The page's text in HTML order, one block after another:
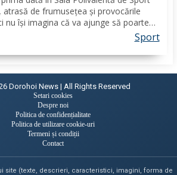
atrasă de frumusețea și provocările
nu își imagina că va ajunge să poarte
și să se pregătească alături de ceiSport
Dorohoi News | All Rights Reserved
Setari cookies
Despre noi
Politica de confidențialitate
Politica de utilizare cookie-uri
Termeni și condiții
Contact
site (texte, descrieri, caracteristici, imagini, forma de